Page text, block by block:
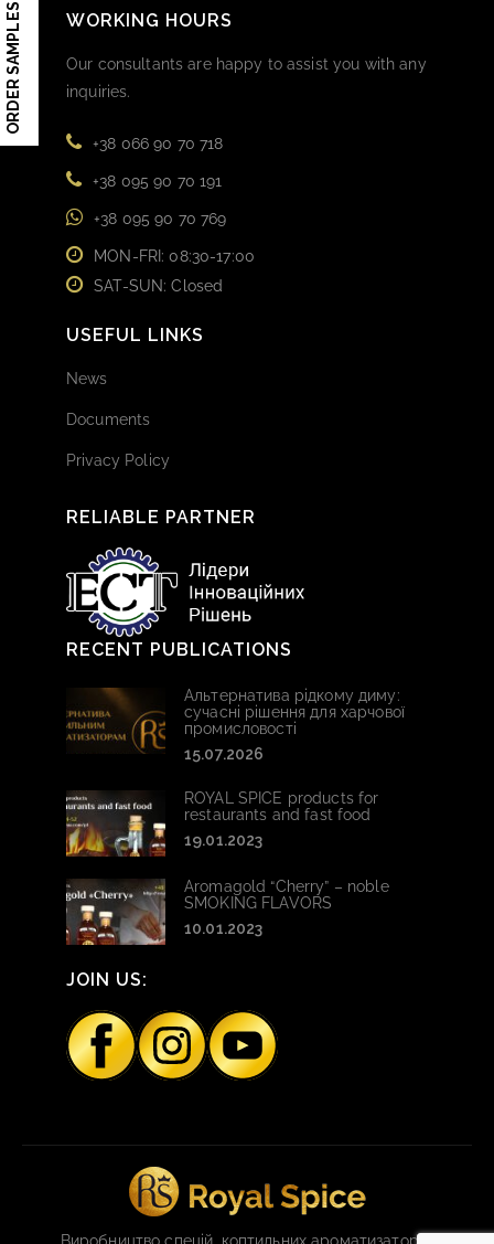
ORDER SAMPLES WORKING HOURS
Our consultants are happy to assist you with any
inquiries.
+38 066 90 70 718
+38 095 90 70 191
+38 095 90 70 769
MON-FRI: 08:30-17:00
SAT-SUN: Closed
USEFUL LINKS
News
Documents
Privacy Policy
RELIABLE PARTNER
RECENT PUBLICATIONS
Альтернатива рідкому диму:
сучасні рішення для харчової
промисловості
15.07.2026
ROYAL SPICE products for
restaurants and fast food
19.01.2023
Aromagold “Cherry” – noble
SMOKING FLAVORS
10.01.2023
JOIN US: